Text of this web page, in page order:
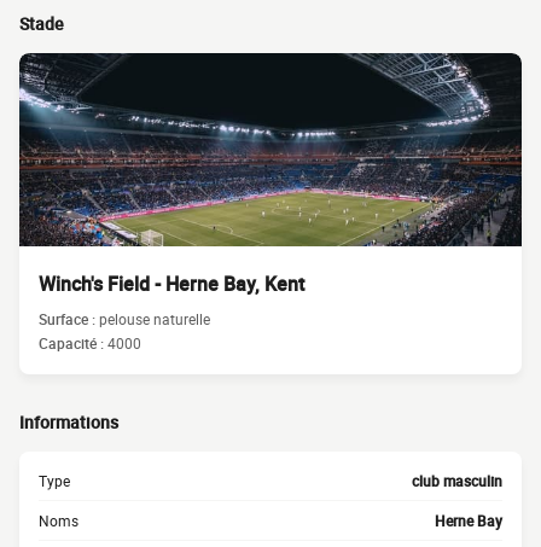
Stade
Winch's Field - Herne Bay, Kent
Surface :pelouse naturelle
Capacité :4000
Informations
Type club masculin
Noms Herne Bay